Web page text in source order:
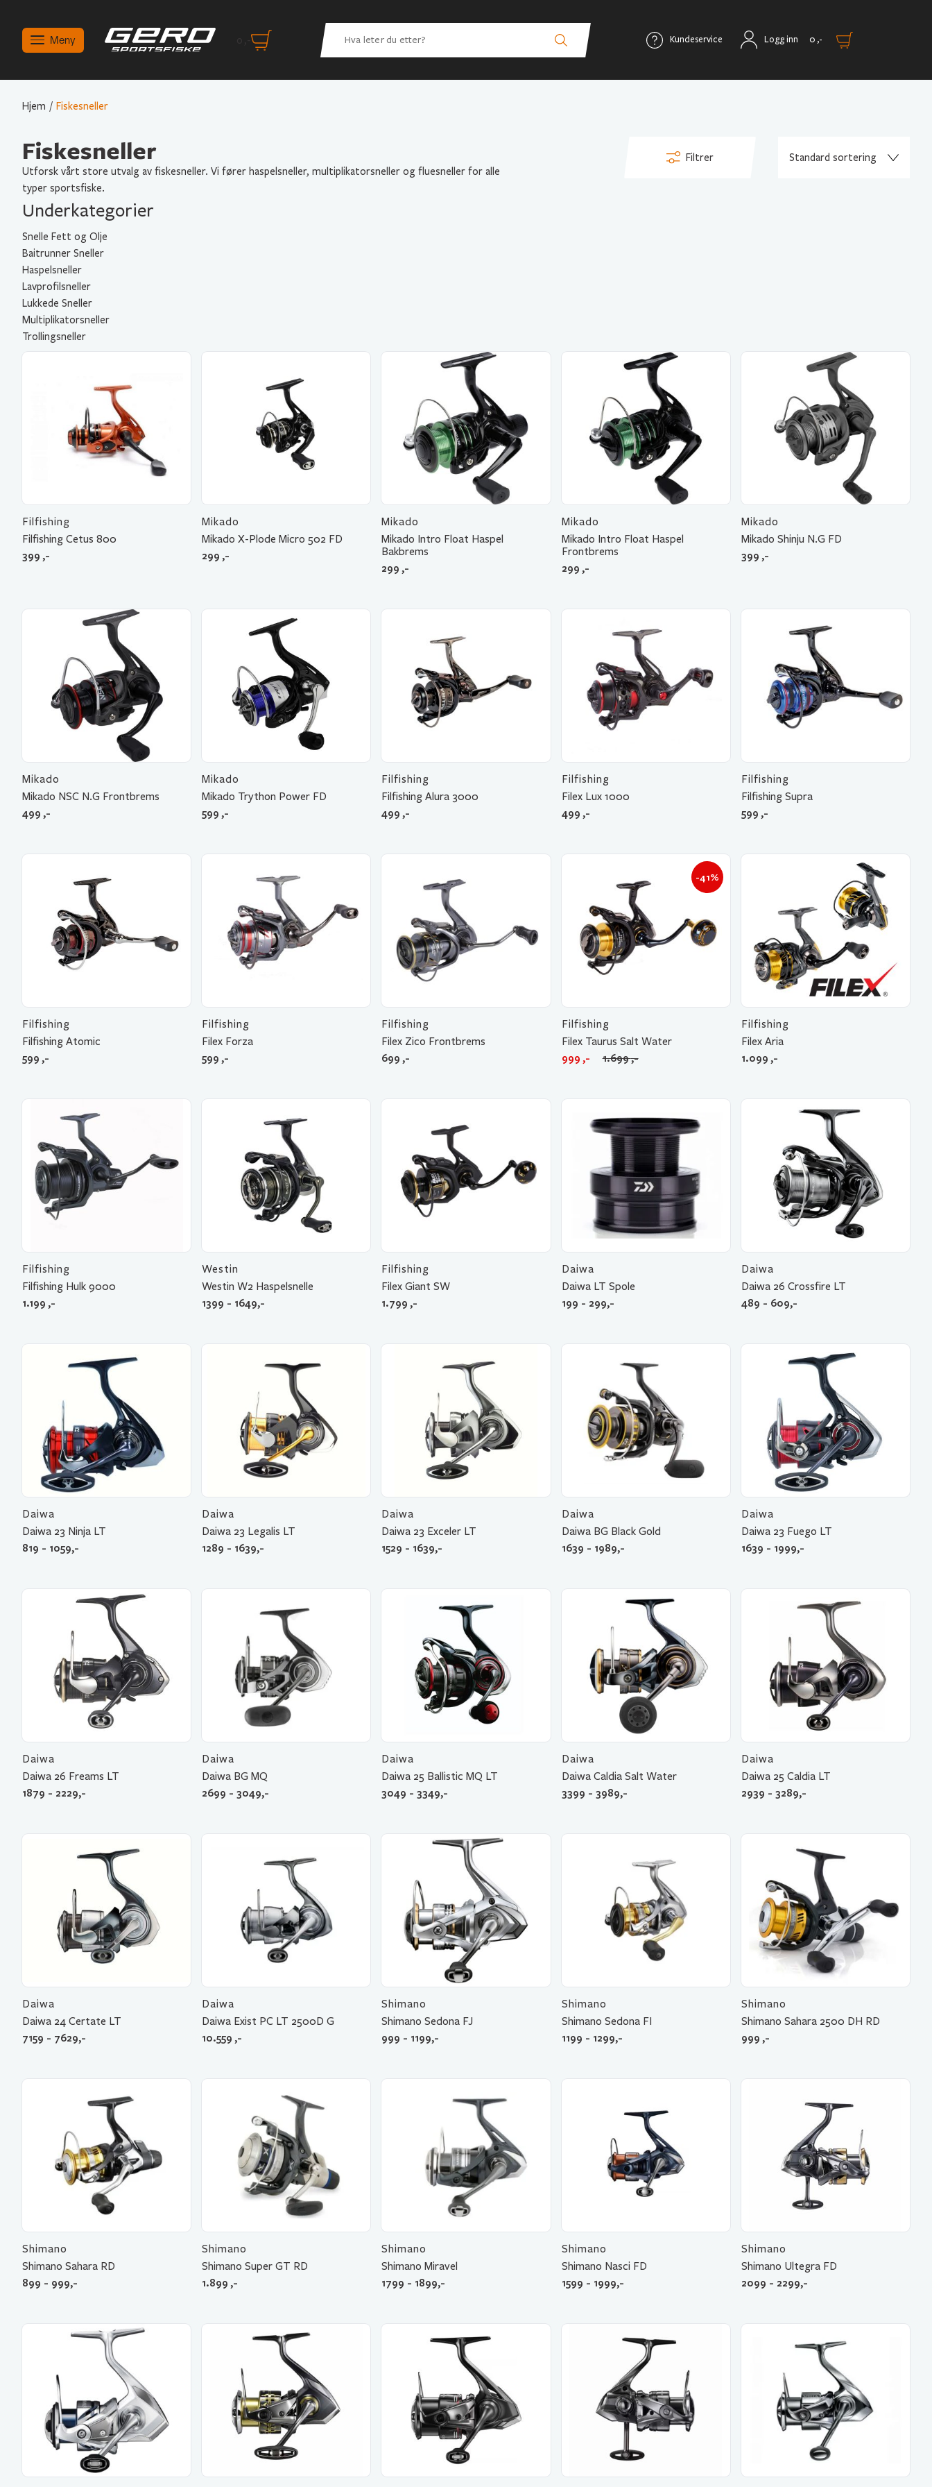
Meny Kundeservice Logg inn 0 ,-
Hjem / Fiskesneller
Fiskesneller
Utforsk vårt store utvalg av fiskesneller. Vi fører haspelsneller, multiplikatorsneller og fluesneller for alle
typer sportsfiske.
Filtrer
Underkategorier
Snelle Fett og Olje
Baitrunner Sneller
Haspelsneller
Lavprofilsneller
Lukkede Sneller
Multiplikatorsneller
Trollingsneller
Filfishing
Filfishing Cetus 800
399 ,-
Mikado
Mikado X-Plode Micro 502 FD
299 ,-
Mikado
Mikado Intro Float Haspel
Bakbrems
299 ,-
Mikado
Mikado Intro Float Haspel
Frontbrems
299 ,-
Mikado
Mikado Shinju N.G FD
399 ,-
Mikado
Mikado NSC N.G Frontbrems
499 ,-
Mikado
Mikado Trython Power FD
599 ,-
Filfishing
Filfishing Alura 3000
499 ,-
Filfishing
Filex Lux 1000
499 ,-
Filfishing
Filfishing Supra
599 ,-
Filfishing
Filfishing Atomic
599 ,-
Filfishing
Filex Forza
599 ,-
Filfishing
Filex Zico Frontbrems
699 ,-
Filfishing
-41%
Filex Taurus Salt Water
1.699,-
Opprinnelig
999 ,-
Nåværende
Filfishing
Filex Aria
1.099 ,-
Filfishing
Filfishing Hulk 9000
1.199 ,-
Westin
Westin W2 Haspelsnelle
1399 - 1649,-
Filfishing
Filex Giant SW
1.799 ,-
Daiwa
Daiwa LT Spole
199 - 299,-
Daiwa
Daiwa 26 Crossfire LT
489 - 609,-
Daiwa
Daiwa 23 Ninja LT
819 - 1059,-
Daiwa
Daiwa 23 Legalis LT
1289 - 1639,-
Daiwa
Daiwa 23 Exceler LT
1529 - 1639,-
Daiwa
Daiwa BG Black Gold
1639 - 1989,-
Daiwa
Daiwa 23 Fuego LT
1639 - 1999,-
Daiwa
Daiwa 26 Freams LT
1879 - 2229,-
Daiwa
Daiwa BG MQ
2699 - 3049,-
Daiwa
Daiwa 25 Ballistic MQ LT
3049 - 3349,-
Daiwa
Daiwa Caldia Salt Water
3399 - 3989,-
Daiwa
Daiwa 25 Caldia LT
2939 - 3289,-
Daiwa
Daiwa 24 Certate LT
7159 - 7629,-
Daiwa
Daiwa Exist PC LT 2500D G
10.559 ,-
Shimano
Shimano Sedona FJ
999 - 1199,-
Shimano
Shimano Sedona FI
1199 - 1299,-
Shimano
Shimano Sahara 2500 DH RD
999 ,-
Shimano
Shimano Sahara RD
899 - 999,-
Shimano
Shimano Super GT RD
1.899 ,-
Shimano
Shimano Miravel
1799 - 1899,-
Shimano
Shimano Nasci FD
1599 - 1999,-
Shimano
Shimano Ultegra FD
2099 - 2299,-